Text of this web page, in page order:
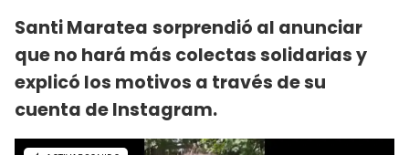
Santi Maratea sorprendió al anunciar
que no hará más colectas solidarias y
explicó los motivos a través de su
cuenta de Instagram.